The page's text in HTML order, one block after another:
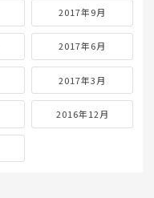
2017年9月
2017年6月
2017年3月
2016年12月